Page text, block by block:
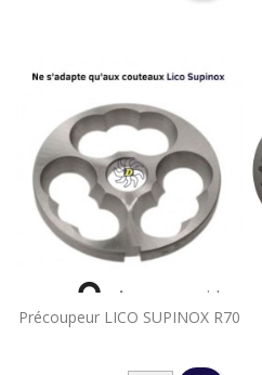
Précoupeur LICO SUPINOX R70
 Aperçu rapide